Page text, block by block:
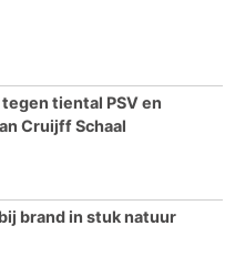
tiental PSV en
Cruijff Schaal
brand in stuk natuur